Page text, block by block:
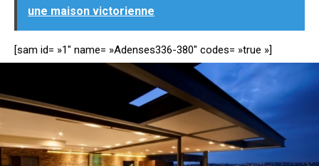
une maison victorienne
[sam id= »1″ name= »Adenses336-380″ codes= »true »]